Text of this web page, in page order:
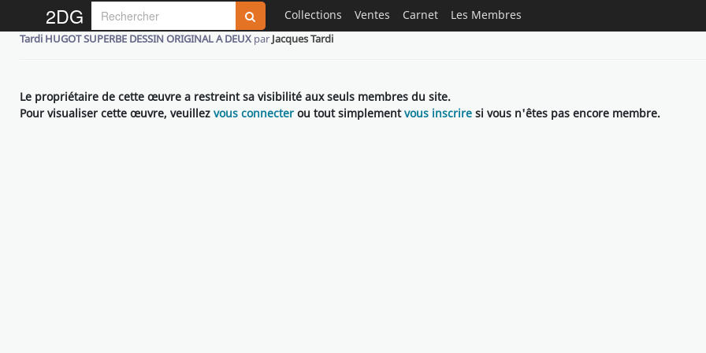
2DG Collections Ventes Carnet Les Membres
Tardi HUGOT SUPERBE DESSIN ORIGINAL A DEUX par Jacques Tardi
Le propriétaire de cette œuvre a restreint sa visibilité aux seuls membres du site.
Pour visualiser cette œuvre, veuillez vous connecter ou tout simplementvous inscrire si vous n'êtes pas encore membre.